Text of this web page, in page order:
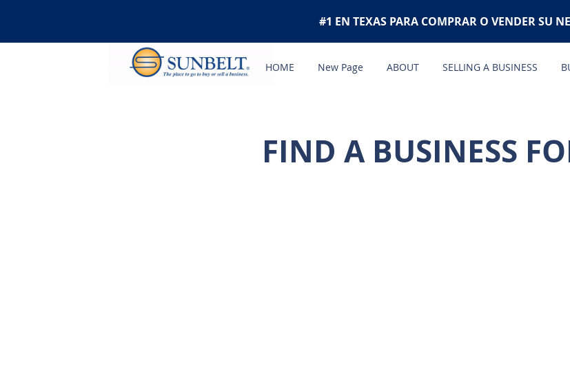
HOME New Page ABOUT SELLING A BUSINESS
#1 EN TEXAS PARA COMPRAR O VENDER SU
FIND A BUSINESS